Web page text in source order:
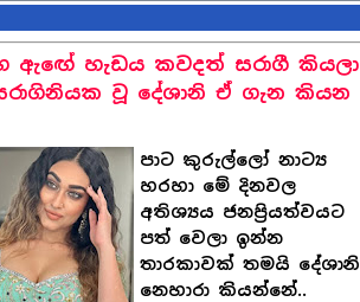
හැඩය කවදත් සරාගී කියලා
වූ දේශානි ඒ ගැන කියන
පාට කුරුල්ලෝ නාට්‍ය
හරහා මේ දිනවල
අතිශ්‍යය ජනප්‍රියත්වයට
පත් වෙලා ඉන්න
තාරකාවක් තමයි දේශානි
නෙහාරා කියන්නේ..